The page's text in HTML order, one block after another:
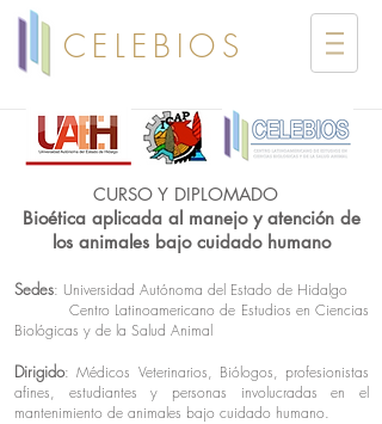
CELEBIOS
CURSO Y DIPLOMADO
Bioética aplicada al manejo y atención de
los animales bajo cuidado humano
Sedes: Universidad Autónoma del Estado de Hidalgo
Centro Latinoamericano de Estudios en Ciencias
Biológicas y de la Salud Animal
Dirigido: Médicos Veterinarios, Biólogos, profesionistas
afines, estudiantes y personas involucradas en el
mantenimiento de animales bajo cuidado humano.